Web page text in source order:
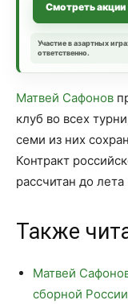
Смотреть акции
Участие в азартных
ответственно.
Матвей Сафонов
клуб во всех
семи из них
Контракт
рассчитан до
Также
Матвей
сборной